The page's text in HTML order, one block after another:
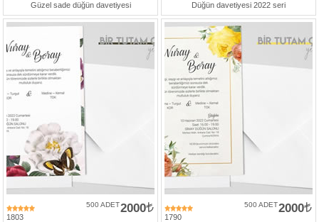
Güzel sade düğün davetiyesi Düğün davetiyesi 2022 seri
1803
2000
500 ADET
1790
2000
500 ADET